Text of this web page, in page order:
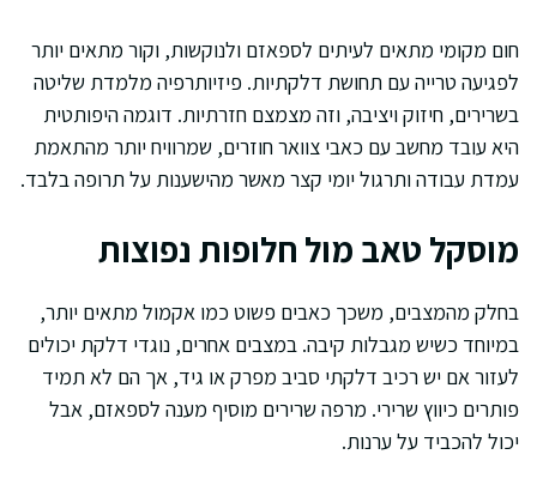
חום מקומי מתאים לעיתים לספאזם ולנוקשות, וקור מתאים יותר
לפגיעה טרייה עם תחושת דלקתיות. פיזיותרפיה מלמדת שליטה
בשרירים, חיזוק ויציבה, וזה מצמצם חזרתיות. דוגמה היפותטית
היא עובד מחשב עם כאבי צוואר חוזרים, שמרוויח יותר מהתאמת
עמדת עבודה ותרגול יומי קצר מאשר מהישענות על תרופה בלבד.
מוסקל טאב מול חלופות נפוצות
בחלק מהמצבים, משכך כאבים פשוט כמו אקמול מתאים יותר,
במיוחד כשיש מגבלות קיבה. במצבים אחרים, נוגדי דלקת יכולים
לעזור אם יש רכיב דלקתי סביב מפרק או גיד, אך הם לא תמיד
פותרים כיווץ שרירי. מרפה שרירים מוסיף מענה לספאזם, אבל
יכול להכביד על ערנות.